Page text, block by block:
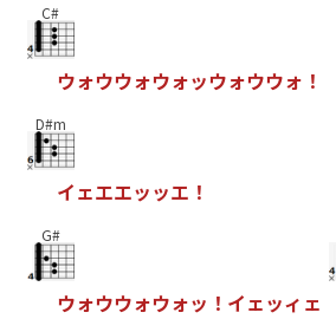
C#
ウォウウォウォッウォウウォ ！
D#m
イェエエッッエ ！
G#
ウォウウォウォッ ！ イェッィ ェ